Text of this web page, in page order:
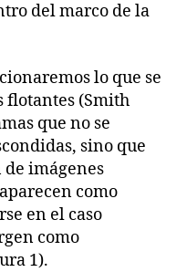
del marco de la
lo que se
flotantes (Smith
que no se
sino que
imágenes
como
en el caso
como
1).